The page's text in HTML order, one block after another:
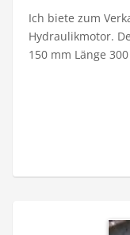
Ich biete zum
Hydraulikmotor.
150 mm Länge